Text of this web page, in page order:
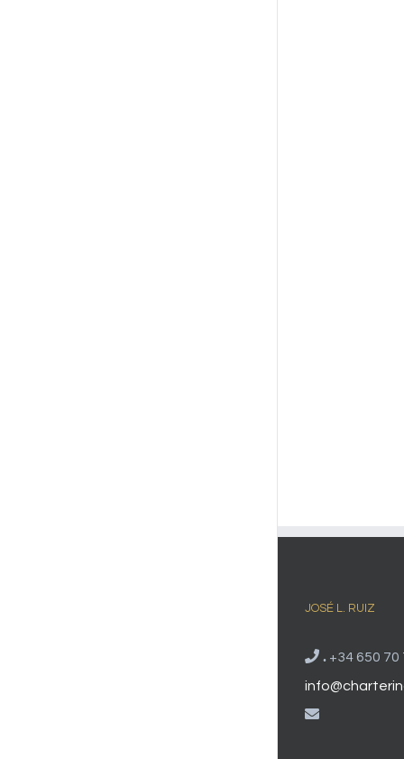
JOSÉ L. RUIZ
. +34 650 70